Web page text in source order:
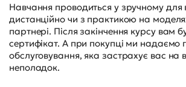
Навчання проводиться у зручному для
дистанційно чи з практикою на
партнері. Після закінчення курсу вам
сертифікат. А при покупці ми надаємо
обслуговування, яка застрахує вас на
неполадок.